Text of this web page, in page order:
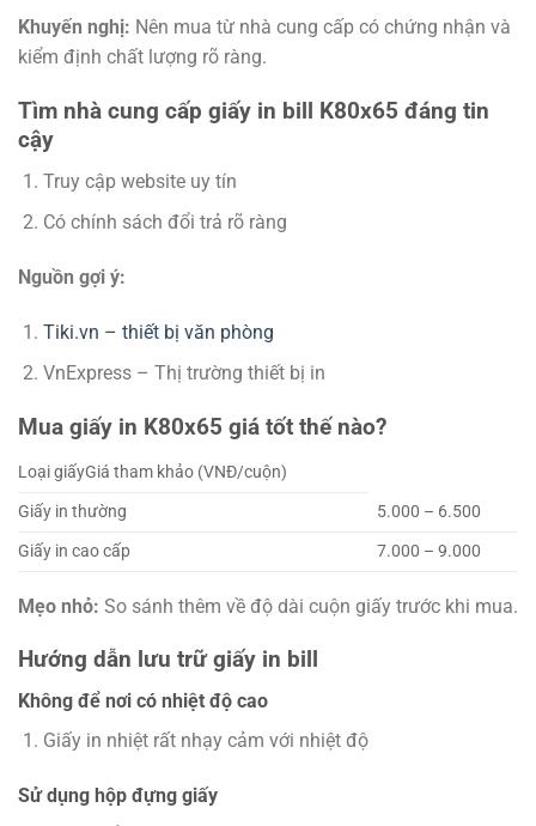
Khuyến nghị: Nên mua từ nhà cung cấp có chứng nhận và
kiểm định chất lượng rõ ràng.
Tìm nhà cung cấp giấy in bill K80x65 đáng tin
cậy
Truy cập website uy tín
Có chính sách đổi trả rõ ràng
Nguồn gợi ý:
Tiki.vn – thiết bị văn phòng
VnExpress – Thị trường thiết bị in
Mua giấy in K80x65 giá tốt thế nào?
Loại giấyGiá tham khảo (VNĐ/cuộn)
Giấy in thường
5.000 – 6.500
Giấy in cao cấp
7.000 – 9.000
Mẹo nhỏ: So sánh thêm về độ dài cuộn giấy trước khi mua.
Hướng dẫn lưu trữ giấy in bill
Không để nơi có nhiệt độ cao
Giấy in nhiệt rất nhạy cảm với nhiệt độ
Sử dụng hộp đựng giấy